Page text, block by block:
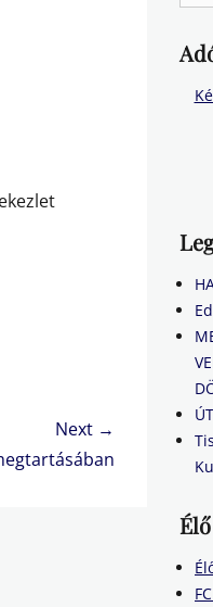
Next →
for: